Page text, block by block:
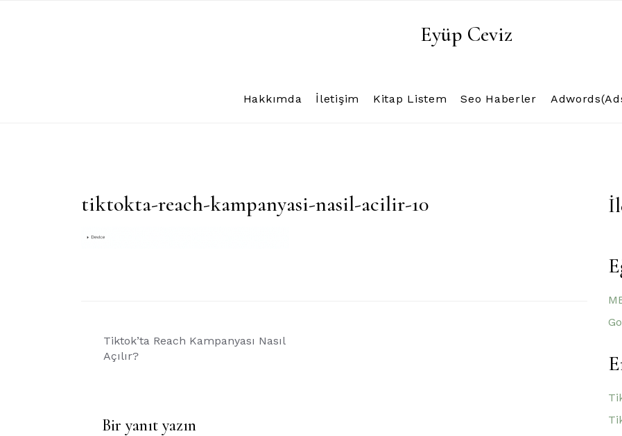
Eyüp Ceviz
Hakkımda İletişim Kitap Listem Seo Haberler
tiktokta-reach-kampanyasi-nasil-acilir-10
Yazı
gezinmesi
Tiktok’ta Reach Kampanyası Nasıl
Açılır?
Bir yanıt yazın